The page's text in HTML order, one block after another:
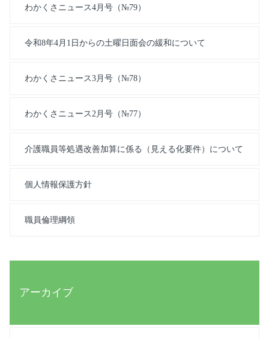
わかくさニュース4月号（№79）
令和8年4月1日からの土曜日面会の緩和について
わかくさニュース3月号（№78）
わかくさニュース2月号（№77）
介護職員等処遇改善加算に係る（見える化要件）について
個人情報保護方針
職員倫理綱領
アーカイブ